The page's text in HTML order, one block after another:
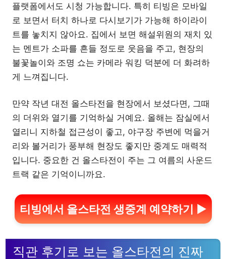
플랫폼에서도 시청 가능합니다. 특히 티빙은 모바일
로 보면서 터치 하나로 다시보기가 가능해 하이라이
트를 놓치지 않아요. 집에서 보면 해설위원의 재치 있
는 멘트가 소파를 흔들 정도로 웃음을 주고, 현장의
불꽃놀이와 조명 쇼는 카메라 워킹 덕분에 더 화려하
게 느껴집니다.
만약 작년 대전 올스타전을 현장에서 보셨다면, 그때
의 더위와 열기를 기억하실 거예요. 올해는 잠실에서
열리니 지하철 접근성이 좋고, 야구장 주변에 먹을거
리와 볼거리가 풍부해 현장도 좋지만 중계도 매력적
입니다. 중요한 건 올스타전이 주는 그 여름의 사운드
트랙 같은 기억이니까요.
티빙에서 올스타전 생중계 예약하기 ▶
직관 후기로 보는 올스타전의 진짜